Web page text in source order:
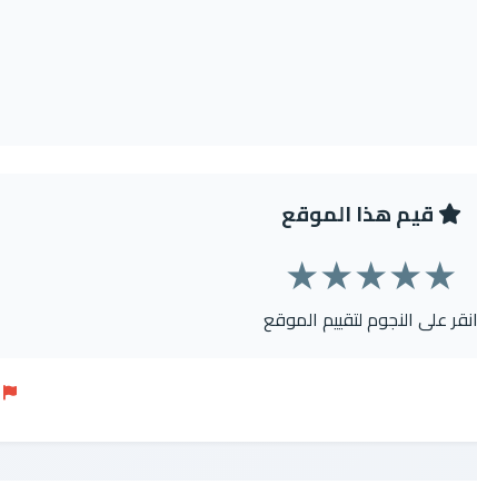
قيم هذا الموقع
★
★
★
★
★
انقر على النجوم لتقييم الموقع